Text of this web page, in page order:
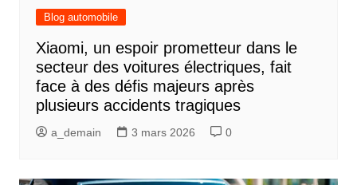
Blog automobile
Xiaomi, un espoir prometteur dans le
secteur des voitures électriques, fait
face à des défis majeurs après
plusieurs accidents tragiques
a_demain 3 mars 2026 0